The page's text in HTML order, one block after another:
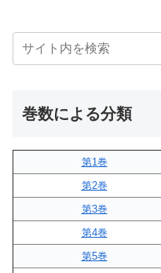
巻数による分類
第1巻
第2巻
第3巻
第4巻
第5巻